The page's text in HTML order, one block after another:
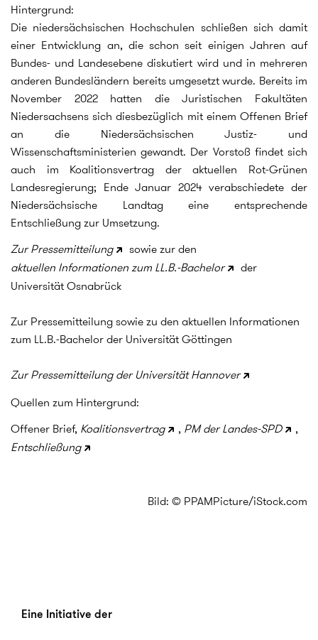
Hintergrund:
Die niedersächsischen Hochschulen schließen sich damit
einer Entwicklung an, die schon seit einigen Jahren auf
Bundes- und Landesebene diskutiert wird und in mehreren
anderen Bundesländern bereits umgesetzt wurde. Bereits im
November 2022 hatten die Juristischen Fakultäten
Niedersachsens sich diesbezüglich mit einem Offenen Brief
an die Niedersächsischen Justiz- und
Wissenschaftsministerien gewandt. Der Vorstoß findet sich
auch im Koalitionsvertrag der aktuellen Rot-Grünen
Landesregierung; Ende Januar 2024 verabschiedete der
Niedersächsische Landtag eine entsprechende
Entschließung zur Umsetzung.
Zur Pressemitteilung
sowie zur den
aktuellen Informationen zum LL.B.-Bachelor
der
Universität Osnabrück
Zur Pressemitteilung sowie zu den aktuellen Informationen
zum LL.B.-Bachelorder Universität Göttingen
Zur Pressemitteilung der Universität Hannover
Quellen zum Hintergrund:
Offener Brief, Koalitionsvertrag , PM der Landes-SPD
,
Entschließung
Bild: © PPAMPicture/iStock.com
Eine Initiative der